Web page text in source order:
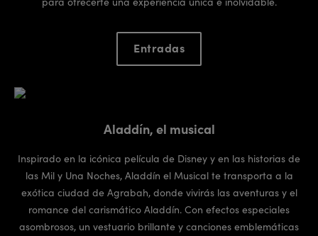
Entradas
Aladdín, el musical
Inspirado en la icónica película de Disney y en las historias de
las Mil y Una Noches, Aladdín el Musical te transporta a la
exótica ciudad de Agrabah, donde vivirás las aventuras y el
romance del carismático Aladdín. Con efectos especiales
asombrosos, un vestuario brillante y canciones emblemáticas